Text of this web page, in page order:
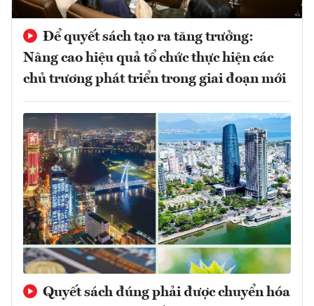
Để quyết sách tạo ra tăng trưởng:
Nâng cao hiệu quả tổ chức thực hiện các
chủ trương phát triển trong giai đoạn mới
Quyết sách đúng phải được chuyển hóa